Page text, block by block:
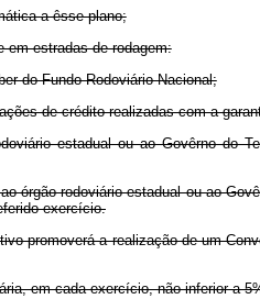
a êsse plano;
em estradas de rodagem:
do Fundo Rodoviário Nacional;
de crédito realizadas com a
estadual ou ao Govêrno do
órgão rodoviário estadual ou ao
exercício.
promoverá a realização de um
em cada exercício, não inferior a